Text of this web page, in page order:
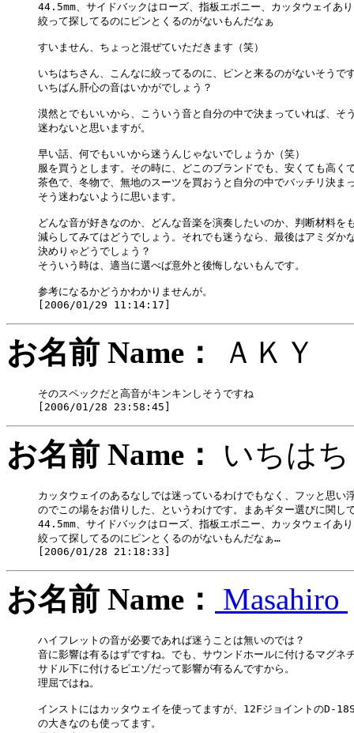
44.5mm、サイドバックはローズ、指板エボニー、カッタウェイあ
絞って探してるのにピンとくるのがないもんだなぁ
すいません、ちょっと混ぜていただきます（笑）
いちはちさん、こんなに絞ってるのに、ピンと来るのがないそうで
いちばん肝心の音はいかがでしょう？
漠然とでもいいから、こういう音と自分の中で決まっていれば、そ
迷わないと思いますが。
早い話、何でもいいから迷うんじゃないでしょうか（笑）
服を買うとします。その時に、どこのブランドでも、安くても高く
茶色で、冬物で、無地のスーツを買おうと自分の中でバッチリ決ま
そう迷わないように思います。
どんな音が好きなのか、どんな音楽を演奏したいのか、判断材料を
減らしてみてはどうでしょう。それでも迷うなら、最後はアミダか
決めりゃどうでしょう？
そういう時は、適当に選べば意外と後悔しないもんです。
参考になるかどうかわかりませんが。
お名前 Name： ＡＫ
そのスペックだと高音がキンキンしそうですね
お名前 Name： いち
カッタウェイのあるなしでは迷っているわけでもなく、フッと思い
のでこの場をお借りした、というわけです。まあギター選びに関し
44.5mm、サイドバックはローズ、指板エボニー、カッタウェイあ
絞って探してるのにピンとくるのがないもんだなぁ…
お名前 Name： Masahiro
ハイフレットの音が必要であれば迷うことは無いのでは？
音に影響は有るはずですね。でも、サウンドホールに付けるマグネ
サドル下に付けるピエゾだって影響が有るんですから。
理屈ではね。
インストにはカッタウェイを使ってますが、12FジョイントのD-
の大きなのも使ってます。